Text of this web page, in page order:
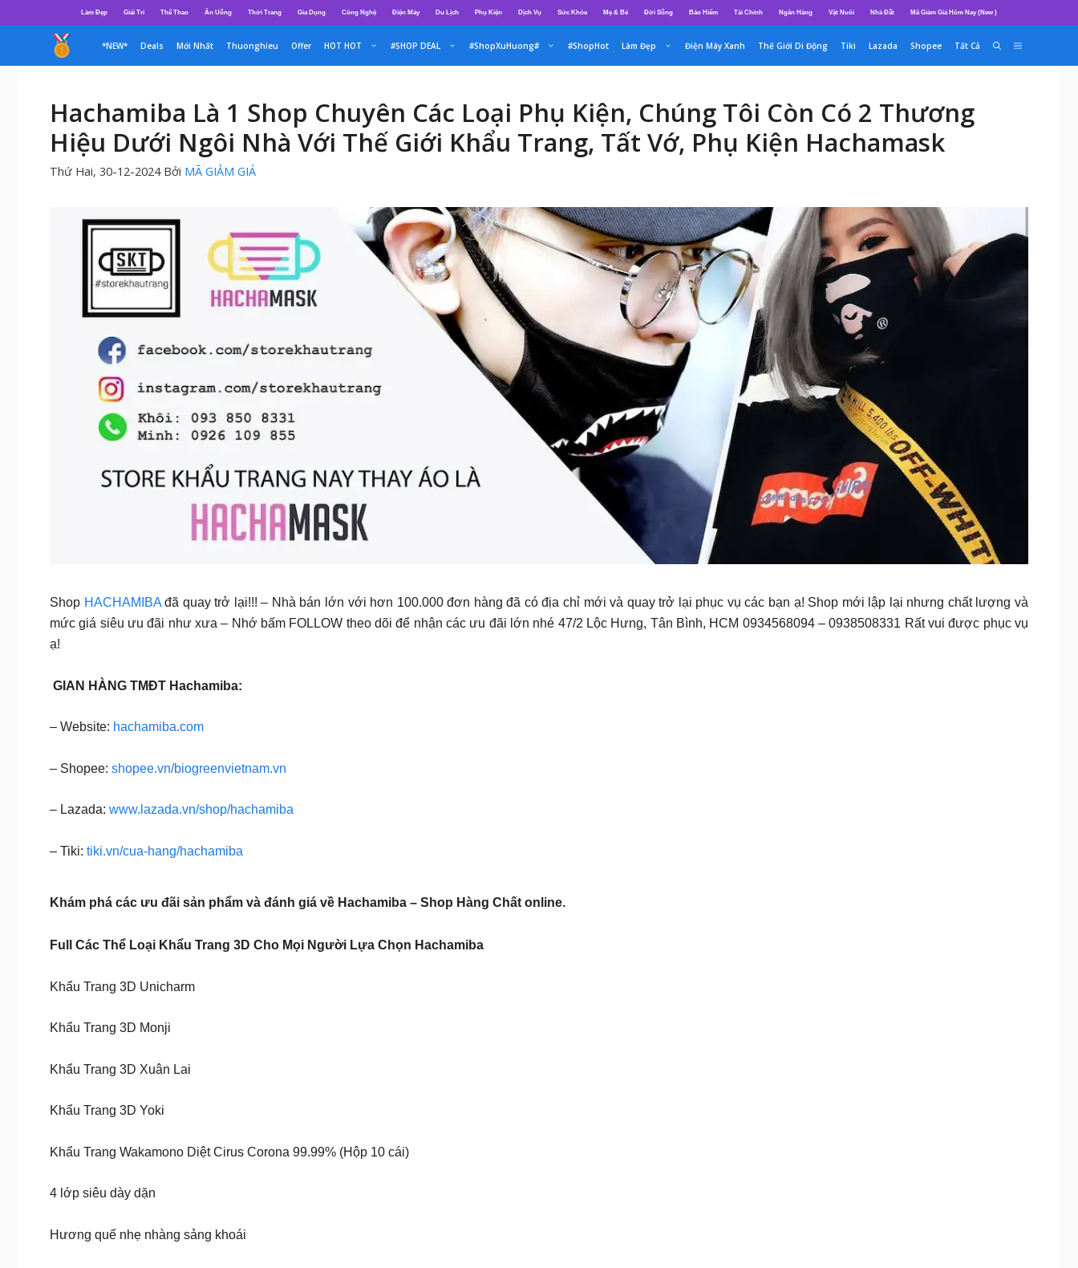
đến
dung
Làm Đẹp Giải Trí Thể Thao Ăn Uống Thời Trang Gia Dụng Công Nghệ Điện Máy Du Lịch Phụ Kiện Dịch Vụ Sức Khỏe Mẹ & Bé Đời Sống Bảo Hiểm Tài Chính Ngân Hàng Vật Nuôi Nhà Đất Mã Giảm Giá Hôm Nay (New )
*NEW* Deals Mới Nhất Thuonghieu Offer HOT HOT #SHOP DEAL #ShopXuHuong# #ShopHot Làm Đẹp Điện Máy Xanh Thế Giới Di Động Tiki Lazada Shopee Tất Cả
Hachamiba Là 1 Shop Chuyên Các Loại Phụ Kiện, Chúng Tôi Còn Có 2 Thương
Hiệu Dưới Ngôi Nhà Với Thế Giới Khẩu Trang, Tất Vớ, Phụ Kiện Hachamask
Thứ Hai, 30-12-2024 Bởi MÃ GIẢM GIÁ
Shop HACHAMIBAđã quay trở lại!!! – Nhà bán lớn với hơn 100.000 đơn hàng đã có địa chỉ mới và quay trở lại phục vụ các bạn ạ! Shop mới lập lại nhưng chất lượng và
mức giá siêu ưu đãi như xưa – Nhớ bấm FOLLOW theo dõi để nhận các ưu đãi lớn nhé 47/2 Lộc Hưng, Tân Bình, HCM 0934568094 – 0938508331 Rất vui được phục vụ
ạ!
GIAN HÀNG TMĐT Hachamiba:
– Website: hachamiba.com
– Shopee: shopee.vn/biogreenvietnam.vn
– Lazada: www.lazada.vn/shop/hachamiba
– Tiki: tiki.vn/cua-hang/hachamiba
Khám phá các ưu đãi sản phẩm và đánh giá về Hachamiba – Shop Hàng Chất online.
Full Các Thể Loại Khẩu Trang 3D Cho Mọi Người Lựa Chọn Hachamiba
Khẩu Trang 3D Unicharm
Khẩu Trang 3D Monji
Khẩu Trang 3D Xuân Lai
Khẩu Trang 3D Yoki
Khẩu Trang Wakamono Diệt Cirus Corona 99.99% (Hộp 10 cái)
4 lớp siêu dày dặn
Hương quế nhẹ nhàng sảng khoái